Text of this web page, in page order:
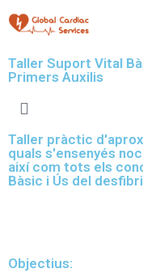
Taller Suport Vital
Primers Auxilis
Taller pràctic
quals s'ensenyés
així com tots els
Bàsic i Ús del
Objectius: